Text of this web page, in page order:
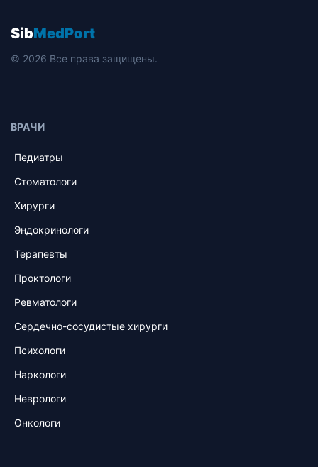
SibMedPort
© 2026 Все права защищены.
ВРАЧИ
Педиатры
Стоматологи
Хирурги
Эндокринологи
Терапевты
Проктологи
Ревматологи
Сердечно-сосудистые хирурги
Психологи
Наркологи
Неврологи
Онкологи